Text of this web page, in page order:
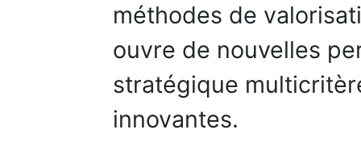
méthodes de
ouvre de nouvelles
stratégique
innovantes.